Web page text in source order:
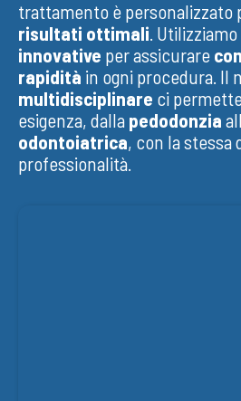
trattamento è personalizzato
risultati ottimali . Utilizziamo
innovative per assicurare
rapidità in ogni procedura. Il
multidisciplinare ci
esigenza, dalla pedodonzia
odontoiatrica, con la stessa
professionalità.